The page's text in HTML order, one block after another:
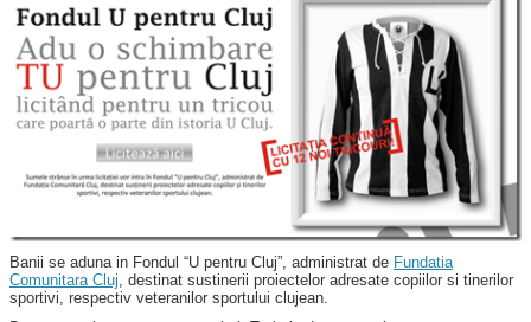
Banii se aduna in Fondul “U pentru Cluj”, administrat de Fundatia
Comunitara Cluj , destinat sustinerii proiectelor adresate copiilor si tinerilor
sportivi, respectiv veteranilor sportului clujean.